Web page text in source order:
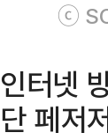
ⓒ
인터넷
단 페저